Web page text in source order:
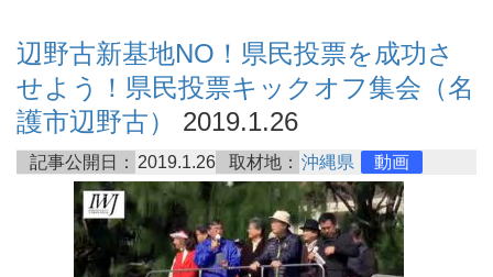
辺野古新基地NO！県民投票を成功さ
せよう！県民投票キックオフ集会（名
護市辺野古）
2019.1.26
記事公開日： 2019.1.26 取材地： 沖縄県 動画